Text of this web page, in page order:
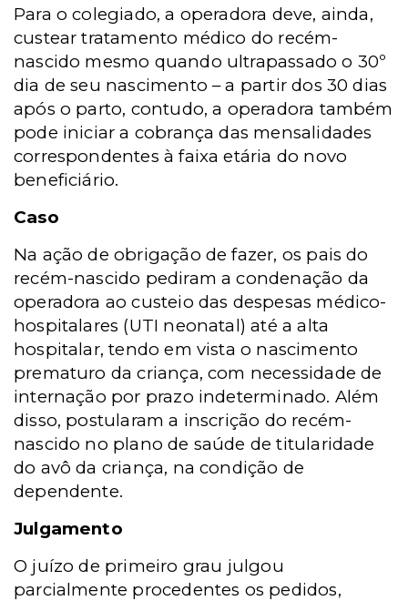
Para o colegiado, a operadora deve, ainda,
custear tratamento médico do recém-
nascido mesmo quando ultrapassado o 30º
dia de seu nascimento – a partir dos 30 dias
após o parto, contudo, a operadora também
pode iniciar a cobrança das mensalidades
correspondentes à faixa etária do novo
beneficiário.
Caso
Na ação de obrigação de fazer, os pais do
recém-nascido pediram a condenação da
operadora ao custeio das despesas médico-
hospitalares (UTI neonatal) até a alta
hospitalar, tendo em vista o nascimento
prematuro da criança, com necessidade de
internação por prazo indeterminado. Além
disso, postularam a inscrição do recém-
nascido no plano de saúde de titularidade
do avô da criança, na condição de
dependente.
Julgamento
O juízo de primeiro grau julgou
parcialmente procedentes os pedidos,